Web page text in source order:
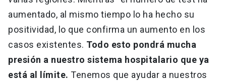
aumentado, al mismo tiempo lo ha hecho su
positividad, lo que confirma un aumento en los
casos existentes. Todo esto pondrá mucha
presión a nuestro sistema hospitalario que ya
está al límite. Tenemos que ayudar a nuestros